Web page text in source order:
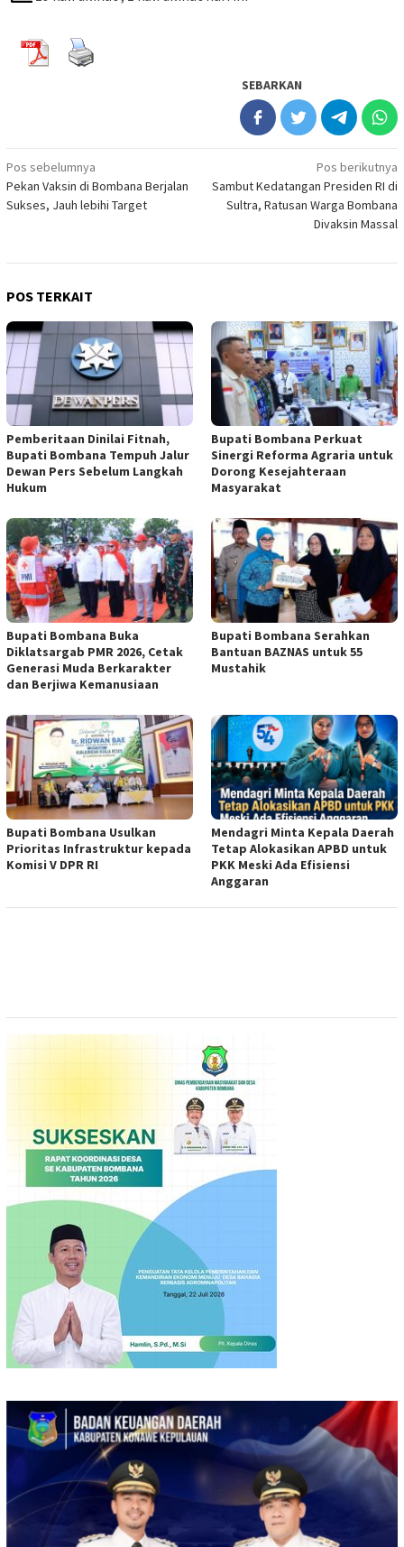
SEBARKAN
Navigasi
pos
Pos sebelumnya
Pekan Vaksin di Bombana Berjalan
Sukses, Jauh lebihi Target
Pos berikutnya
Sambut Kedatangan Presiden RI di
Sultra, Ratusan Warga Bombana
Divaksin Massal
POS TERKAIT
Pemberitaan Dinilai Fitnah,
Bupati Bombana Tempuh Jalur
Dewan Pers Sebelum Langkah
Hukum
Bupati Bombana Perkuat
Sinergi Reforma Agraria untuk
Dorong Kesejahteraan
Masyarakat
Bupati Bombana Buka
Diklatsargab PMR 2026, Cetak
Generasi Muda Berkarakter
dan Berjiwa Kemanusiaan
Bupati Bombana Serahkan
Bantuan BAZNAS untuk 55
Mustahik
Bupati Bombana Usulkan
Prioritas Infrastruktur kepada
Komisi V DPR RI
Mendagri Minta Kepala Daerah
Tetap Alokasikan APBD untuk
PKK Meski Ada Efisiensi
Anggaran